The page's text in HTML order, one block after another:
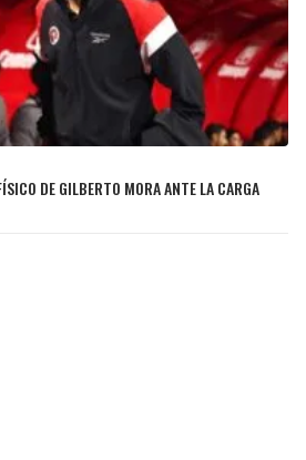
DE GILBERTO MORA ANTE LA CARGA